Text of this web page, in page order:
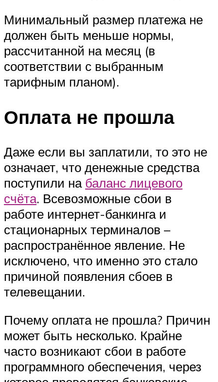
Минимальный размер платежа не
должен быть меньше нормы,
рассчитанной на месяц (в
соответствии с выбранным
тарифным планом).
Оплата не прошла
Даже если вы заплатили, то это не
означает, что денежные средства
поступили на баланс лицевого
счёта. Всевозможные сбои в
работе интернет-банкинга и
стационарных терминалов –
распространённое явление. Не
исключено, что именно это стало
причиной появления сбоев в
телевещании.
Почему оплата не прошла? Причин
может быть несколько. Крайне
часто возникают сбои в работе
программного обеспечения, через